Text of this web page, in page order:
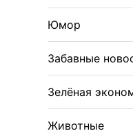
Юмор
Забавные
Зелёная
Животные